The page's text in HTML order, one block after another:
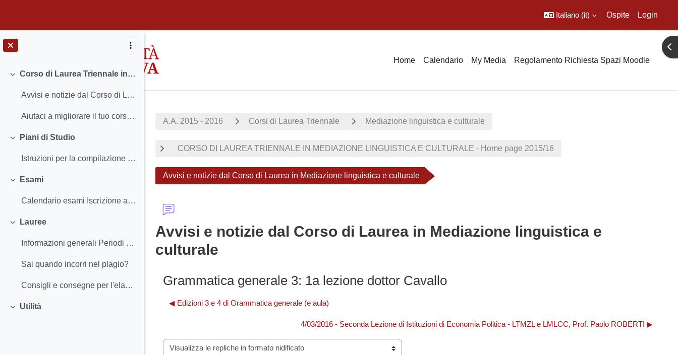
Italiano ‎(it)‎ Ospite Login
Home Calendario My Media Regolamento Richiesta Spazi Moodle
Minimizza
Corso di Laurea Triennale in Mediazione linguistica e culturale
Avvisi e notizie dal Corso di Laurea Insegnamen...
Aiutaci a migliorare il tuo corso di studio
Minimizza
Piani di Studio
Istruzioni per la compilazione e scadenze
Minimizza
Esami
Calendario esami Iscrizione agli esami e Registra...
Minimizza
Lauree
Informazioni generali Periodi e scadenze - Calend...
Sai quando incorri nel plagio?
Consigli e consegne per l'elaborato finale
Minimizza
Utilità
A.A. 2015 - 2016 Corsi di Laurea Triennale Mediazione linguistica e culturale
CORSO DI LAUREA TRIENNALE IN MEDIAZIONE LINGUISTICA E CULTURALE - Home page 2015/16
Avvisi e notizie dal Corso di Laurea in Mediazione linguistica e culturale
Avvisi e notizie dal Corso di Laurea in Mediazione linguistica e
culturale
Grammatica generale 3: 1a lezione dottor Cavallo
◀︎ Edizioni 3 e 4 di Grammatica generale (e aula)
4/03/2016 - Seconda Lezione di Istituzioni di Economia Politica - LTMZL e LMLCC, Prof. Paolo ROBERTI ▶︎
Modalità visualizzazione